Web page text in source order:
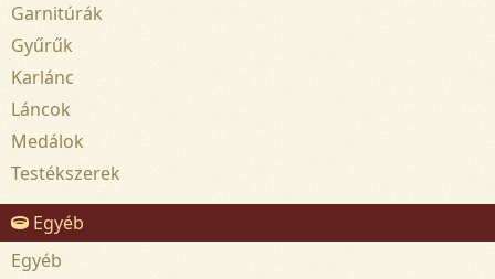
Garnitúrák
Gyűrűk
Karlánc
Láncok
Medálok
Testékszerek
Egyéb
Egyéb